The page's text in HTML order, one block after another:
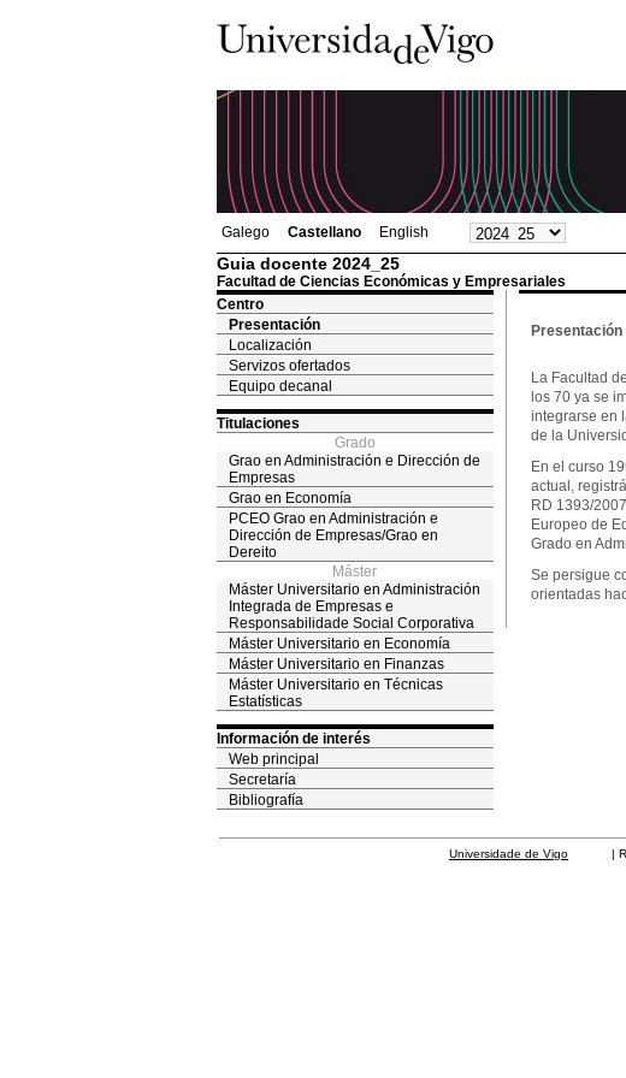
Galego Castellano English
Guia docente 2024_25
Facultad de Ciencias Económicas y Empresariales
Centro
Presentación
Localización
Servizos ofertados
Equipo decanal
Titulaciones
Grado
Grao en Administración e Dirección de
Empresas
Grao en Economía
PCEO Grao en Administración e
Dirección de Empresas/Grao en
Dereito
Máster
Máster Universitario en Administración
Integrada de Empresas e
Responsabilidade Social Corporativa
Máster Universitario en Economía
Máster Universitario en Finanzas
Máster Universitario en Técnicas
Estatísticas
Información de interés
Web principal
Secretaría
Bibliografía
Presentación
La Facultad
los 70 ya se
integrarse en
de la
En el curso
actual,
RD 1393/
Europeo de
Grado en
Se persigue
orientadas
Universidade de Vigo |